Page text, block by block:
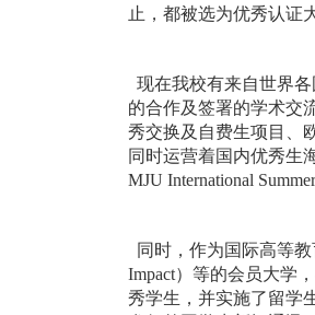
止，都被选为优秀认证
现在我校有来自世界
的合作及签署的学术交
秀交换及自费生项目、
同时运营着国内优秀生
MJU International
同时，作为国际高等教
Impact）等的会员大学
秀学生，并实施了留学